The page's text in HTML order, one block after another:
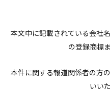
本文中に記載されている会社
の登録商標
本件に関する報道関係者の方
いい